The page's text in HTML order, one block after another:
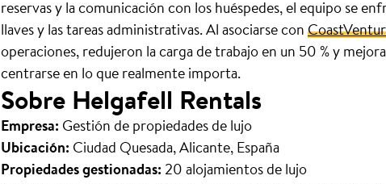
reservas y la comunicación con los huéspedes, el equipo se
llaves y las tareas administrativas. Al asociarse con
operaciones, redujeron la carga de trabajo en un 50 % y
centrarse en lo que realmente importa.
Sobre Helgafell Rentals
Empresa: Gestión de propiedades de lujo
Ubicación: Ciudad Quesada, Alicante, España
Propiedades gestionadas: 20 alojamientos de lujo